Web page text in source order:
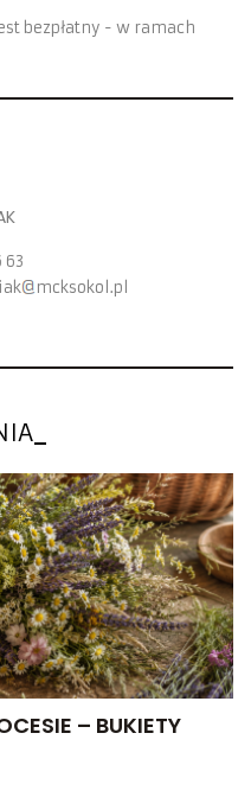
bezpłatny - w ramach
63
mcksokol.pl
– BUKIETY